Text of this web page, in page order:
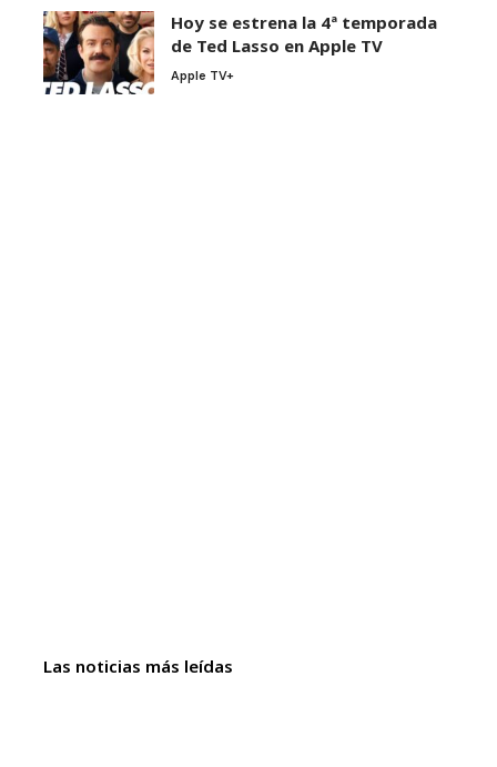
Hoy se estrena la 4ª temporada
de Ted Lasso en Apple TV
Apple TV+
Las noticias más leídas